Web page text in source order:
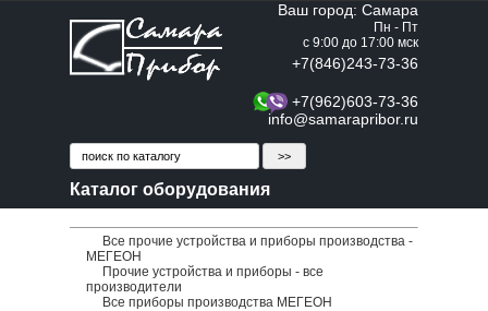
Ваш город: Самара
Пн - Пт
с 9:00 до 17:00 мск
+7(846)243-73-36
+7(962)603-73-36
info@samarapribor.ru
Каталог оборудования
Все прочие устройства и приборы производства -
МЕГЕОН
Прочие устройства и приборы - все
производители
Все приборы производства МЕГЕОН